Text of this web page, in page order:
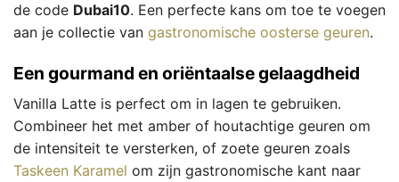
de code Dubai10. Een perfecte kans om toe te voegen
aan je collectie van gastronomische oosterse geuren.
Een gourmand en oriëntaalse gelaagdheid
Vanilla Latte is perfect om in lagen te gebruiken.
Combineer het met amber of houtachtige geuren om
de intensiteit te versterken, of zoete geuren zoals
Taskeen Karamel om zijn gastronomische kant naar